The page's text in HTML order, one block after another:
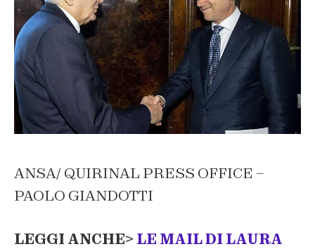
ANSA/ QUIRINAL PRESS OFFICE –
PAOLO GIANDOTTI
LEGGI ANCHE> LE MAIL DI LAURA